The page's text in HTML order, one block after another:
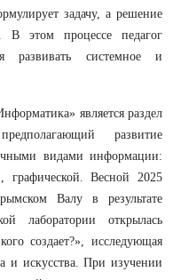
задачу, а решение
В этом процессе педагог
развивать системное и
является раздел
развитие
видами информации:
графической. Весной 2025
Валу в результате
лаборатории открылась
создает?», исследующая
и искусства. При изучении